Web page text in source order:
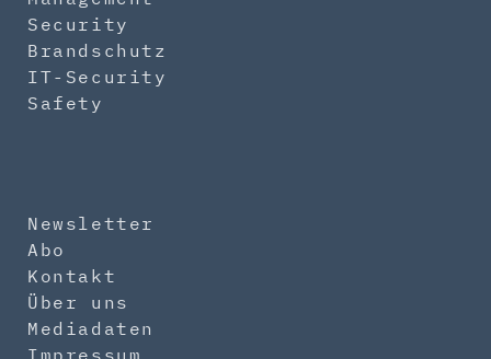
Security
Brandschutz
IT-Security
Safety
Newsletter
Abo
Kontakt
Über uns
Mediadaten